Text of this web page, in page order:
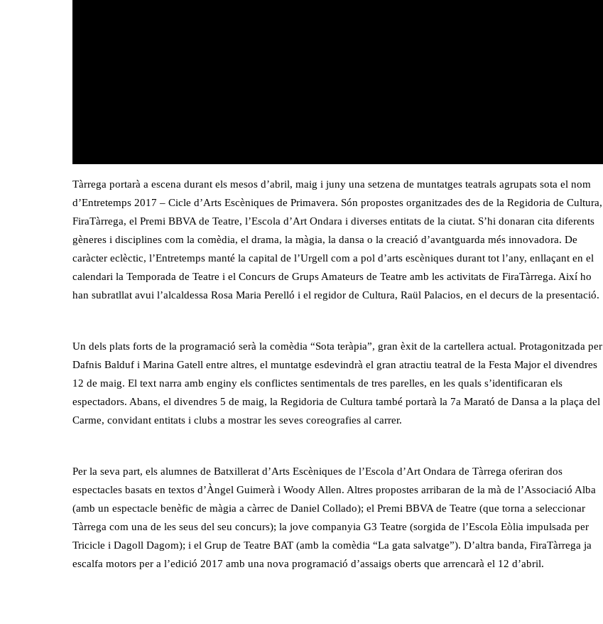
Tàrrega portarà a escena durant els mesos d’abril, maig i juny una setzena de muntatges teatrals agrupats sota el nom
d’Entretemps 2017 – Cicle d’Arts Escèniques de Primavera. Són propostes organitzades des de la Regidoria de Cultura,
FiraTàrrega, el Premi BBVA de Teatre, l’Escola d’Art Ondara i diverses entitats de la ciutat. S’hi donaran cita diferents
gèneres i disciplines com la comèdia, el drama, la màgia, la dansa o la creació d’avantguarda més innovadora. De
caràcter eclèctic, l’Entretemps manté la capital de l’Urgell com a pol d’arts escèniques durant tot l’any, enllaçant en el
calendari la Temporada de Teatre i el Concurs de Grups Amateurs de Teatre amb les activitats de FiraTàrrega. Així ho
han subratllat avui l’alcaldessa Rosa Maria Perelló i el regidor de Cultura, Raül Palacios, en el decurs de la presentació.
Un dels plats forts de la programació serà la comèdia “Sota teràpia”, gran èxit de la cartellera actual. Protagonitzada per
Dafnis Balduf i Marina Gatell entre altres, el muntatge esdevindrà el gran atractiu teatral de la Festa Major el divendres
12 de maig. El text narra amb enginy els conflictes sentimentals de tres parelles, en les quals s’identificaran els
espectadors. Abans, el divendres 5 de maig, la Regidoria de Cultura també portarà la 7a Marató de Dansa a la plaça del
Carme, convidant entitats i clubs a mostrar les seves coreografies al carrer.
Per la seva part, els alumnes de Batxillerat d’Arts Escèniques de l’Escola d’Art Ondara de Tàrrega oferiran dos
espectacles basats en textos d’Àngel Guimerà i Woody Allen. Altres propostes arribaran de la mà de l’Associació Alba
(amb un espectacle benèfic de màgia a càrrec de Daniel Collado); el Premi BBVA de Teatre (que torna a seleccionar
Tàrrega com una de les seus del seu concurs); la jove companyia G3 Teatre (sorgida de l’Escola Eòlia impulsada per
Tricicle i Dagoll Dagom); i el Grup de Teatre BAT (amb la comèdia “La gata salvatge”). D’altra banda, FiraTàrrega ja
escalfa motors per a l’edició 2017 amb una nova programació d’assaigs oberts que arrencarà el 12 d’abril.